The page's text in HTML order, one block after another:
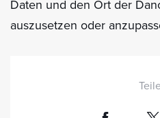
Daten und den Ort der
auszusetzen oder